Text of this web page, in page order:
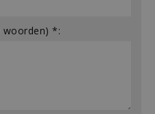
woorden) *: